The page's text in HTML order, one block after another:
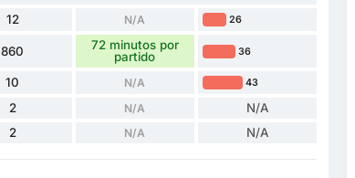
12 N/A 26
860
72 minutos por
partido
36
10 N/A 43
2 N/A N/A
2 N/A N/A